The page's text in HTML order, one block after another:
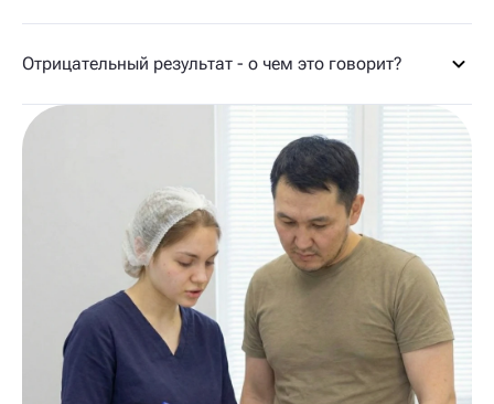
Отрицательный результат - о чем это говорит?